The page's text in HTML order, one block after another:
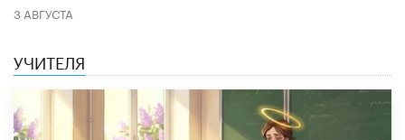
3 АВГУСТА
УЧИТЕЛЯ